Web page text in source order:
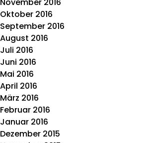
Oktober 2016
September 2016
August 2016
Juli 2016
Juni 2016
Mai 2016
April 2016
März 2016
Februar 2016
Januar 2016
Dezember 2015